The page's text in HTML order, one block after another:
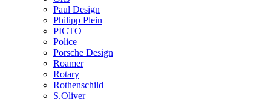
Paul Design
Philipp Plein
PICTO
Police
Porsche Design
Roamer
Rotary
Rothenschild
S.Oliver